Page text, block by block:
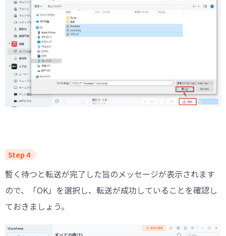
暫く待つと転送が完了した旨のメッセージが表示されます
ので、「OK」を選択し、転送が成功していることを確認し
ておきましょう。